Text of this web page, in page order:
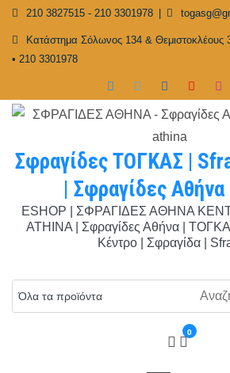
Skip
content
210 3827515 - 210 3301978
Κατάστημα Σόλωνος 134 &
• 210 3301978
Σφραγίδες ΤΟΓΚΑΣ |
| Σφραγίδες
ESHOP | ΣΦΡΑΓΙΔΕΣ ΑΘΗΝΑ
ATHINA | Σφραγίδες Αθήνα |
Κέντρο | Σφραγίδα |
0